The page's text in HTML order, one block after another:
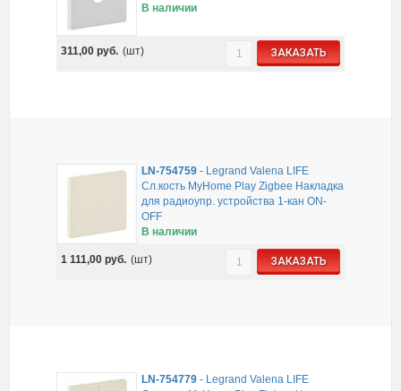
В наличии
311,00 руб. (шт) ЗАКАЗАТЬ
LN-754759- Legrand Valena LIFE
Сл.кость MyHome Play Zigbee Накладка
для радиоупр. устройства 1-кан ON-
OFF
В наличии
1 111,00 руб. (шт) ЗАКАЗАТЬ
LN-754779- Legrand Valena LIFE